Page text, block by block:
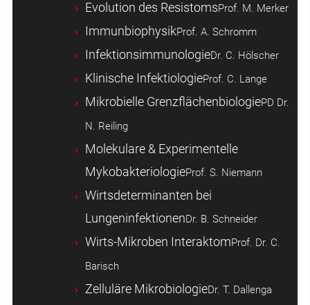
Evolution des ResistomsProf. M. Merker
ImmunbiophysikProf. A. Schromm
InfektionsimmunologieDr. C. Hölscher
Klinische InfektiologieProf. C. Lange
Mikrobielle GrenzflächenbiologiePD Dr.
N. Reiling
Molekulare & Experimentelle
MykobakteriologieProf. S. Niemann
Wirtsdeterminanten bei
LungeninfektionenDr. B. Schneider
Wirts-Mikroben InteraktomProf. Dr. C.
Barisch
Zelluläre MikrobiologieDr. T. Dallenga